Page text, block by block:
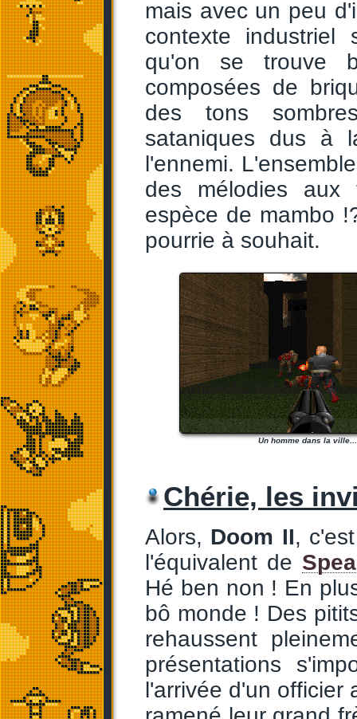
mais avec un peu
contexte industriel
qu'on se trouve
composées de
des tons
sataniques dus à
l'ennemi.
des mélodies aux
espèce de mambo
pourrie à souhait.
Un homme dans la ville...
Chérie, les
Alors, Doom II,
l'équivalent de
Hé ben non ! En
bô monde ! Des
rehaussent
présentations
l'arrivée d'un officier